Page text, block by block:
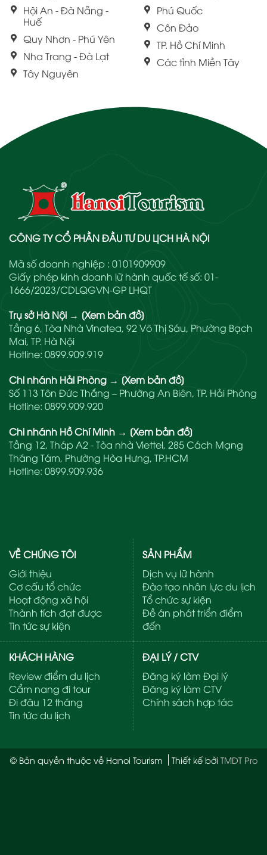
Hội An - Đà Nẵng -
Huế
Quy Nhơn - Phú Yên
Nha Trang - Đà Lạt
Tây Nguyên
Phú Quốc
Côn Đảo
TP. Hồ Chí Minh
Các tỉnh Miền Tây
CÔNG TY CỔ PHẦN ĐẦU TƯ DU LỊCH HÀ NỘI
Mã số doanh nghiệp : 0101909909
Giấy phép kinh doanh lữ hành quốc tế số: 01-
1666/2023/CDLQGVN-GP LHQT
Trụ sở Hà Nội → [Xem bản đồ]
Tầng 6, Tòa Nhà Vinatea, 92 Võ Thị Sáu, Phường Bạch
Mai, TP. Hà Nội
Hotline: 0899.909.919
Chi nhánh Hải Phòng → [Xem bản đồ]
Số 113 Tôn Đức Thắng – Phường An Biên, TP. Hải Phòng
Hotline: 0899.909.920
Chi nhánh Hồ Chí Minh → [Xem bản đồ]
Tầng 12, Tháp A2 - Tòa nhà Viettel, 285 Cách Mạng
Tháng Tám, Phường Hòa Hưng, TP.HCM
Hotline: 0899.909.936
VỀ CHÚNG TÔI
Giới thiệu
Cơ cấu tổ chức
Hoạt động xã hội
Thành tích đạt được
Tin tức sự kiện
SẢN PHẨM
Dịch vụ lữ hành
Đào tạo nhân lực du lịch
Tổ chức sự kiện
Đề án phát triển điểm
đến
KHÁCH HÀNG
Review điểm du lịch
Cẩm nang đi tour
Đi đâu 12 tháng
Tin tức du lịch
ĐẠI LÝ / CTV
Đăng ký làm Đại lý
Đăng ký làm CTV
Chính sách hợp tác
© Bản quyền thuộc về Hanoi Tourism Thiết kế bởi TMDT Pro